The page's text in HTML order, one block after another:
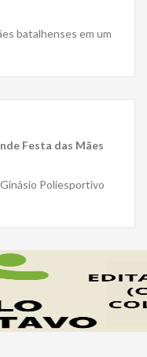
batalhenses em um
Festa das Mães
Poliesportivo